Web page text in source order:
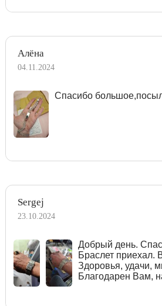
Алёна
04.11.2024
Спасибо
Sergej
23.10.2024
Добрый день.
Браслет приехал.
Здоровья, удачи,
Благодарен Вам,